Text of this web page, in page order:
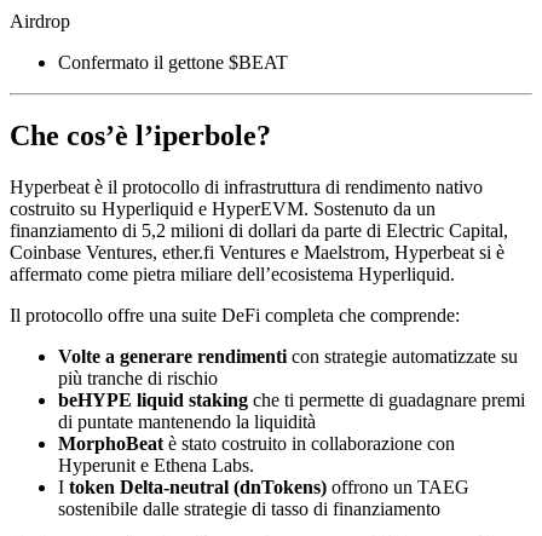
Airdrop
Confermato il gettone $BEAT
Che cos’è l’iperbole?
Hyperbeat è il protocollo di infrastruttura di rendimento nativo
costruito su Hyperliquid e HyperEVM. Sostenuto da un
finanziamento di 5,2 milioni di dollari da parte di Electric Capital,
Coinbase Ventures, ether.fi Ventures e Maelstrom, Hyperbeat si è
affermato come pietra miliare dell’ecosistema Hyperliquid.
Il protocollo offre una suite DeFi completa che comprende:
Volte a generare rendimenti con strategie automatizzate su
più tranche di rischio
beHYPE liquid staking che ti permette di guadagnare premi
di puntate mantenendo la liquidità
MorphoBeat è stato costruito in collaborazione con
Hyperunit e Ethena Labs.
I token Delta-neutral (dnTokens) offrono un TAEG
sostenibile dalle strategie di tasso di finanziamento